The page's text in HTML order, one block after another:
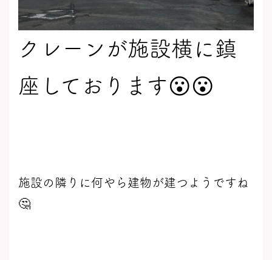
クレーンが施設横に鎮
座しております😮😮
施設の隣りに何やら建物が建つようですね
🤔